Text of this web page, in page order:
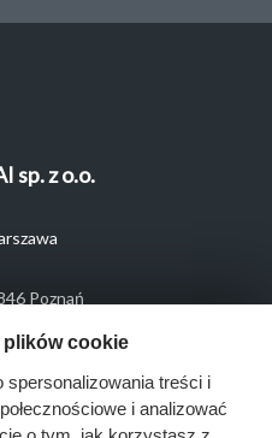
sp. z o.o.
Poznań
plików cookie
treści i
i analizować